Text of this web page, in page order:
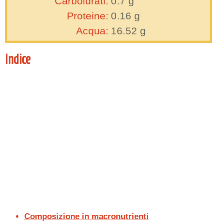
Proteine: 0.16 g
Acqua: 16.52 g
Indice
Composizione in macronutrienti